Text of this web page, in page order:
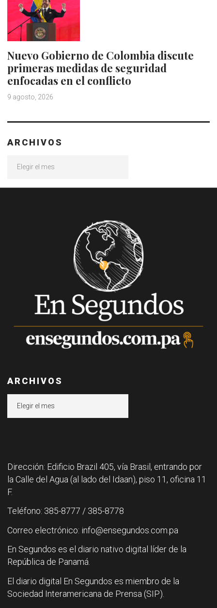
Nuevo Gobierno de Colombia discute
primeras medidas de seguridad
enfocadas en el conflicto
9 agosto, 2026
ARCHIVOS
ARCHIVOS
Dirección: Edificio Brazil 405, vía Brasil, entrando por
la Calle del Agua (al lado del Idaan), piso 11, oficina 11
F.
Teléfono: 385-8777 / 385-8778
Correo electrónico: info@ensegundos.com.pa
En Segundos es el diario nativo digital líder de la
República de Panamá.
El diario digital En Segundos es miembro de la
Sociedad Interamericana de Prensa (SIP).